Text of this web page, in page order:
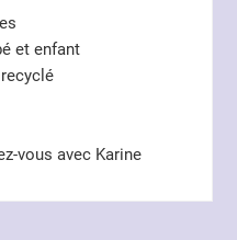
et enfant
vous avec Karine